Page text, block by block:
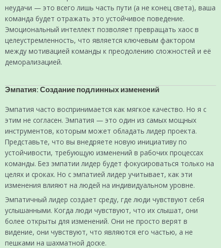
неудачи — это всего лишь часть пути (а не конец света), ваша
команда будет отражать это устойчивое поведение.
Эмоциональный интеллект позволяет превращать хаос в
целеустремленность, что является ключевым фактором
между мотивацией команды к преодолению сложностей и её
деморализацией.
Эмпатия: Создание подлинных изменений
Эмпатия часто воспринимается как мягкое качество. Но я с
этим не согласен. Эмпатия — это один из самых мощных
инструментов, которым может обладать лидер проекта.
Представьте, что вы внедряете новую инициативу по
устойчивости, требующую изменений в рабочих процессах
команды. Без эмпатии лидер будет фокусироваться только на
целях и сроках. Но с эмпатией лидер учитывает, как эти
изменения влияют на людей на индивидуальном уровне.
Эмпатичный лидер создает среду, где люди чувствуют себя
услышанными. Когда люди чувствуют, что их слышат, они
более открыты для изменений. Они не просто верят в
видение, они чувствуют, что являются его частью, а не
пешками на шахматной доске.